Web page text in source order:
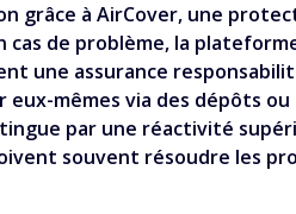
grâce à AirCover, une
cas de problème, la
une assurance
mêmes via des dépôts
par une réactivité
souvent résoudre les